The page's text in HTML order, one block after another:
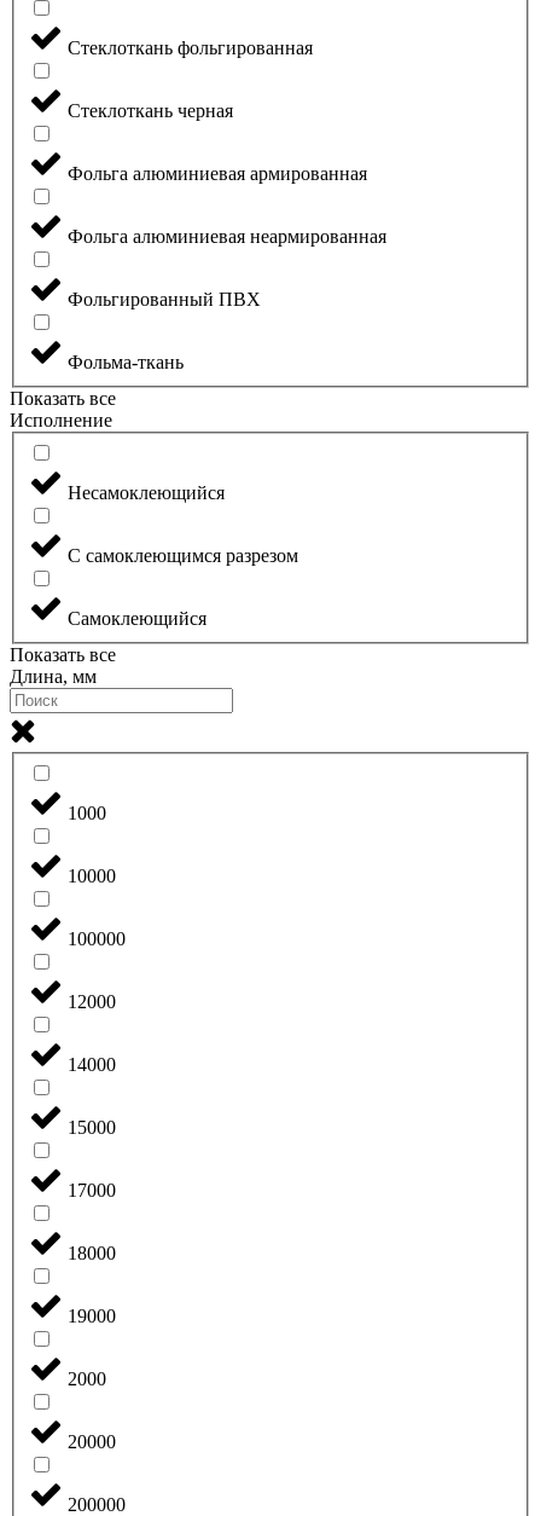
Стеклоткань фольгированная
Стеклоткань черная
Фольга алюминиевая армированная
Фольга алюминиевая неармированная
Фольгированный ПВХ
Фольма-ткань
Показать все
Исполнение
Несамоклеющийся
С самоклеющимся разрезом
Самоклеющийся
Показать все
Длина, мм
1000
10000
100000
12000
14000
15000
17000
18000
19000
2000
20000
200000